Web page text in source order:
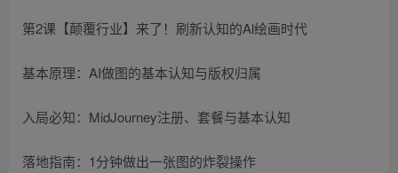
第2课【颠覆行业】来了！刷新认知的Al绘画时代
基本原理：AI做图的基本认知与版权归属
入局必知：MidJourney注册、套餐与基本认知
落地指南：1分钟做出一张图的炸裂操作